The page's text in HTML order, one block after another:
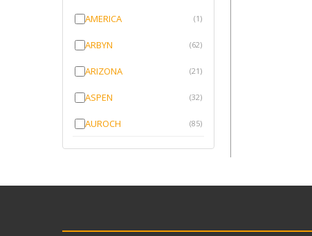
AMERICA (1)
ARBYN (62)
ARIZONA (21)
ASPEN (32)
AUROCH (85)
AURORENSE (143)
CAWU (10)